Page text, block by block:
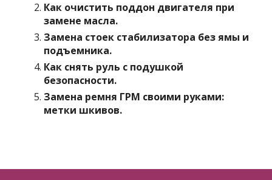
Как очистить поддон двигателя при
замене масла.
Замена стоек стабилизатора без ямы и
подъемника.
Как снять руль с подушкой
безопасности.
Замена ремня ГРМ своими руками:
метки шкивов.